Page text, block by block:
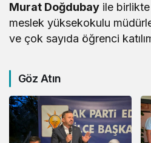
Murat Doğdubay ile
meslek yüksekokulu
ve çok sayıda öğrenci
Göz Atın